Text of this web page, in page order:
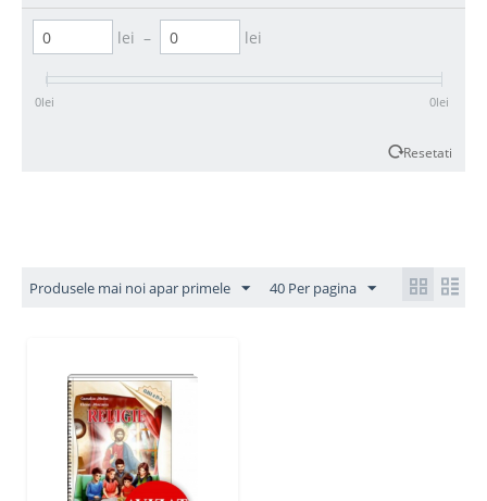
lei – lei
0lei 0lei
Resetati
Produsele mai noi apar primele 40 Per pagina